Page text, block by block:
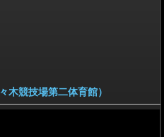
競技場第二体育館）